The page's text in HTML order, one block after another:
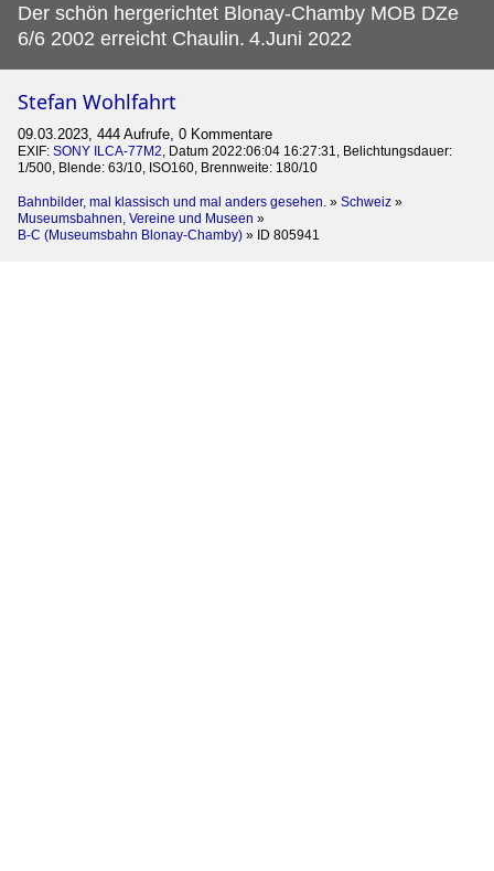
Der schön hergerichtet Blonay-Chamby MOB DZe
6/6 2002 erreicht Chaulin. 4.Juni 2022
Stefan Wohlfahrt
09.03.2023, 444 Aufrufe, 0 Kommentare
EXIF: SONY ILCA-77M2, Datum 2022:06:04 16:27:31, Belichtungsdauer:
1/500, Blende: 63/10, ISO160, Brennweite: 180/10
Bahnbilder, mal klassisch und mal anders gesehen. » Schweiz »
Museumsbahnen, Vereine und Museen »
B-C (Museumsbahn Blonay-Chamby) » ID 805941